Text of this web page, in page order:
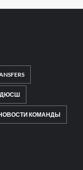
ДЮСШ
КОМАНДЫ